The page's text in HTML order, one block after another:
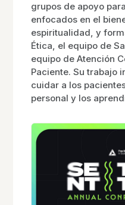
grupos de apoyo
enfocados en el
espiritualidad, y
Ética, el equipo de
equipo de Atención
Paciente. Su trabajo
cuidar a los
personal y los